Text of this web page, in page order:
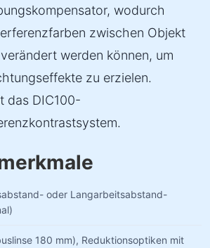
wodurch
zwischen Objekt
werden können, um
zu erzielen.
das DIC100-
oder Langarbeitsabstand-
180 mm), Reduktionsoptiken mit